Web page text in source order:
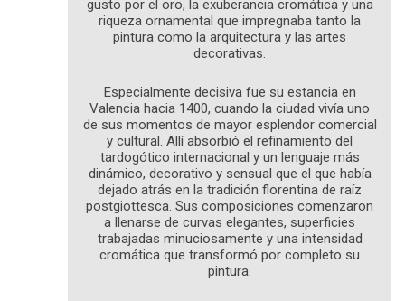
gusto por el oro, la exuberancia cromática y una
riqueza ornamental que impregnaba tanto la
pintura como la arquitectura y las artes
decorativas.
Especialmente decisiva fue su estancia en
Valencia hacia 1400, cuando la ciudad vivía uno
de sus momentos de mayor esplendor comercial
y cultural. Allí absorbió el refinamiento del
tardogótico internacional y un lenguaje más
dinámico, decorativo y sensual que el que había
dejado atrás en la tradición florentina de raíz
postgiottesca. Sus composiciones comenzaron
a llenarse de curvas elegantes, superficies
trabajadas minuciosamente y una intensidad
cromática que transformó por completo su
pintura.